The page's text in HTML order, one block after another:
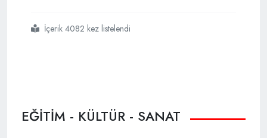
#ahmet
#tezcan
#turknewsa
#açıkladıİçerik 4082 kez listelendi
EĞİTİM - KÜLTÜR - SANAT